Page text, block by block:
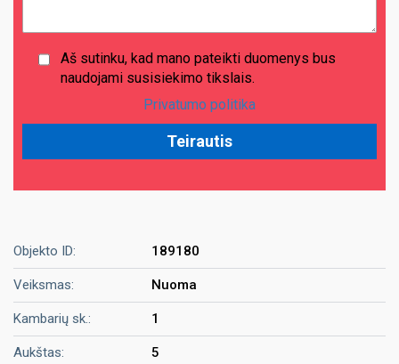
Aš sutinku, kad mano pateikti duomenys bus
naudojami susisiekimo tikslais.
Privatumo politika
Objekto ID: 189180
Veiksmas: Nuoma
Kambarių sk.: 1
Aukštas: 5